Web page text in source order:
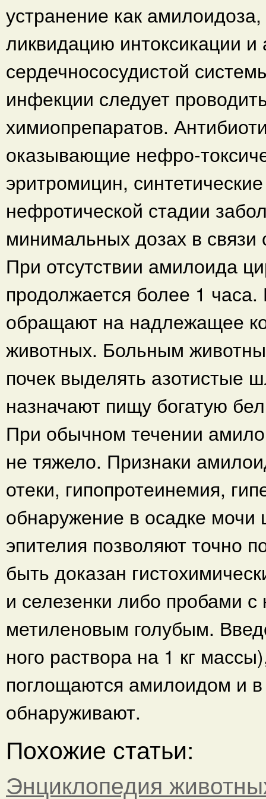
устранение как
ликвидацию интоксикации
сердечнососудистой
инфекции следует
химиопрепаратов.
оказывающие нефро-
эритромицин,
нефротической стадии
минимальных дозах в связи
При отсутствии амилоида
продолжается более 1
обращают на надлежащее
животных. Больным
почек выделять азотистые
назначают пищу богатую
При обычном течении
не тяжело. Признаки
отеки, гипопротеинемия,
обнаружение в осадке мочи
эпителия позволяют точно
быть доказан
и селезенки либо пробами
метиленовым голубым.
ного раствора на 1 кг
поглощаются амилоидом и в
обнаруживают.
Похожие статьи:
Энциклопедия